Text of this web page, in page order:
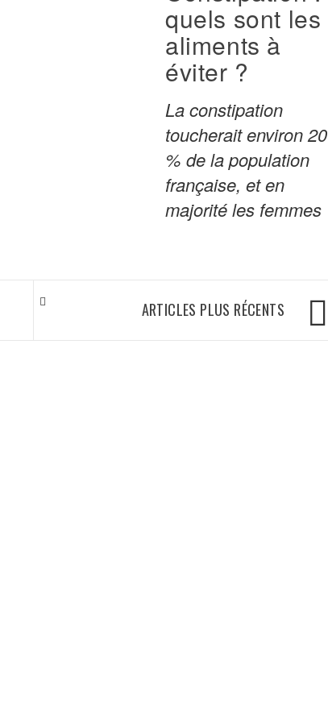
quels sont les
aliments à
éviter ?
La constipation
toucherait environ 20
% de la population
française, et en
majorité les femmes
ARTICLES PLUS RÉCENTS